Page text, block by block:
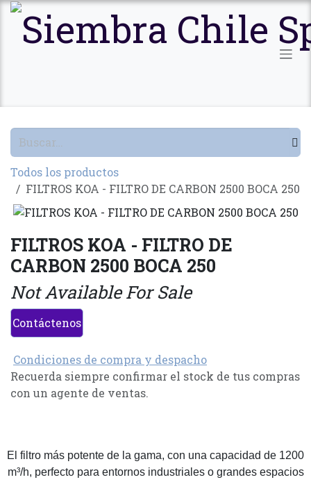
Ir al contenido
Todos los productos
FILTROS KOA - FILTRO DE CARBON 2500 BOCA 250
FILTROS KOA - FILTRO DE
CARBON 2500 BOCA 250
Not Available For Sale
Contáctenos
Condiciones de compra y despacho
Recuerda siempre confirmar el stock de tus compras
con un agente de ventas.
El filtro más potente de la gama, con una capacidad de 1200
m³/h, perfecto para entornos industriales o grandes espacios